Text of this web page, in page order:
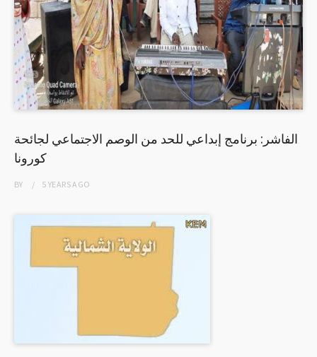
الفاشر: برنامج إبداعي للحد من الوصم الاجتماعي لجائحة
كورونا
BY 5 YEARSAGO